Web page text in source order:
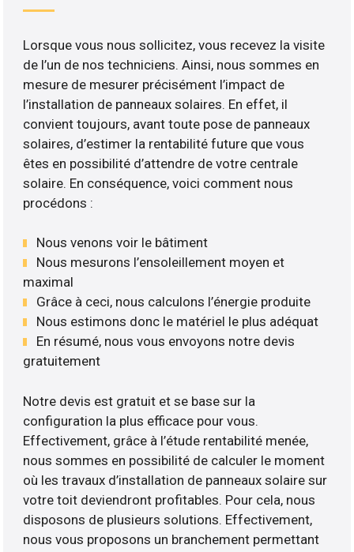
Lorsque vous nous sollicitez, vous recevez la visite
de l’un de nos techniciens. Ainsi, nous sommes en
mesure de mesurer précisément l’impact de
l’installation de panneaux solaires. En effet, il
convient toujours, avant toute pose de panneaux
solaires, d’estimer la rentabilité future que vous
êtes en possibilité d’attendre de votre centrale
solaire. En conséquence, voici comment nous
procédons :
Nous venons voir le bâtiment
Nous mesurons l’ensoleillement moyen et
maximal
Grâce à ceci, nous calculons l’énergie produite
Nous estimons donc le matériel le plus adéquat
En résumé, nous vous envoyons notre devis
gratuitement
Notre devis est gratuit et se base sur la
configuration la plus efficace pour vous.
Effectivement, grâce à l’étude rentabilité menée,
nous sommes en possibilité de calculer le moment
où les travaux d’installation de panneaux solaire sur
votre toit deviendront profitables. Pour cela, nous
disposons de plusieurs solutions. Effectivement,
nous vous proposons un branchement permettant